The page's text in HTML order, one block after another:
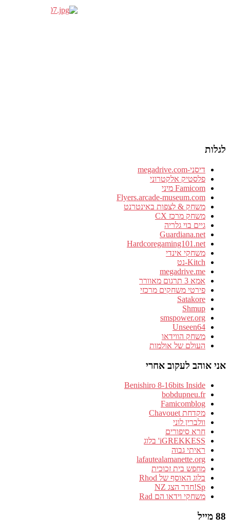
לגלות
דיסני-megadrive.com
פלסטיק אלקטרוני
Famicom מיני
Flyers.arcade-museum.com
משחק & לצפות באינטרנט
משחק מרכז CX
גיים בוי גלריה
Guardiana.net
Hardcoregaming101.net
משחקי אינדי
Kitch-נט
megadrive.me
אמא 3 תרגום מאוורר
פירטי משחקים מרכזי
Satakore
Shmup
smspower.org
Unseen64
משחק הווידאו
העולם של אולמות
אני אוהב לעקוב אחרי
Benishiro 8-16bits Inside
bobdupneu.fr
Famicomblog
מקדחת Chavouet
וולברין לוני
חרא סיפורים
iGREKKESS' בלוג
ראיתי גבוה
lafautealamanette.org
מחפש בית זכוכית
בלוג האוסף של Rhod
Sp!חדר הצג NZ
משחקי וידאו הם Rad
88 מייל